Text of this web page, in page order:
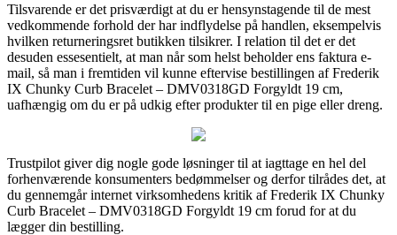
Tilsvarende er det prisværdigt at du er hensynstagende til de mest
vedkommende forhold der har indflydelse på handlen, eksempelvis
hvilken returneringsret butikken tilsikrer. I relation til det er det
desuden essesentielt, at man når som helst beholder ens faktura e-
mail, så man i fremtiden vil kunne eftervise bestillingen af Frederik
IX Chunky Curb Bracelet – DMV0318GD Forgyldt 19 cm,
uafhængig om du er på udkig efter produkter til en pige eller dreng.
Trustpilot giver dig nogle gode løsninger til at iagttage en hel del
forhenværende konsumenters bedømmelser og derfor tilrådes det, at
du gennemgår internet virksomhedens kritik af Frederik IX Chunky
Curb Bracelet – DMV0318GD Forgyldt 19 cm forud for at du
lægger din bestilling.